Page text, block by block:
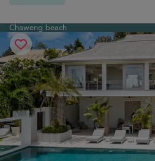
Chaweng beach